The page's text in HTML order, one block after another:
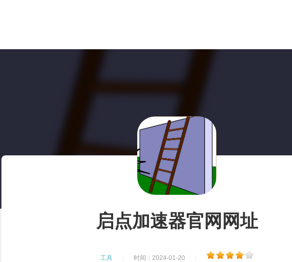
启点加速器官网网址
工具 时间：2024-01-20